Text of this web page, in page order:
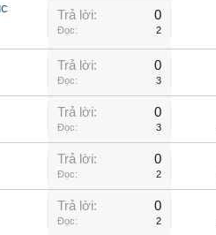
Trả lời: 0
Đọc: 2
Trả lời: 0
Đọc: 3
Trả lời: 0
Đọc: 3
Trả lời: 0
Đọc: 2
Trả lời: 0
Đọc: 2